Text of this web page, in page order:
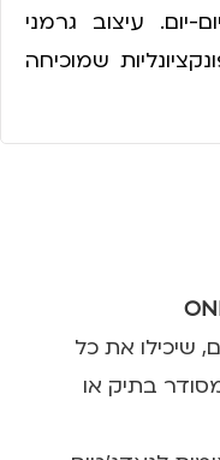
יום. עיצוב גרמני
שמוכיחה
שיכילו את כל
בתיק או